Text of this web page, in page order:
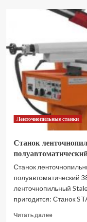
Станок
712GR
400V
388009
(Цены)
Ленточнопильные станки
Станок
Станок
полуавтоматический
ленточнопильный
пригодится: Станок
Читать далееПрочитать